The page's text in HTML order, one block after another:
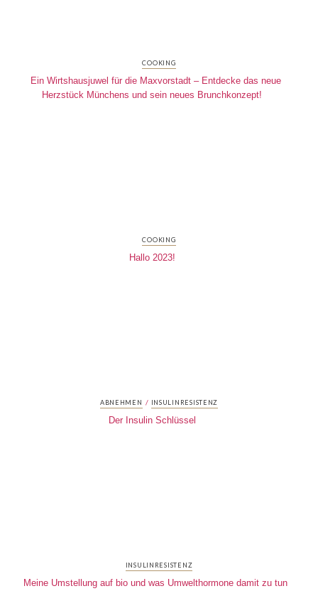
COOKING
Ein Wirtshausjuwel für die Maxvorstadt – Entdecke das neue
Herzstück Münchens und sein neues Brunchkonzept!
COOKING
Hallo 2023!
ABNEHMEN / INSULINRESISTENZ
Der Insulin Schlüssel
INSULINRESISTENZ
Meine Umstellung auf bio und was Umwelthormone damit zu tun